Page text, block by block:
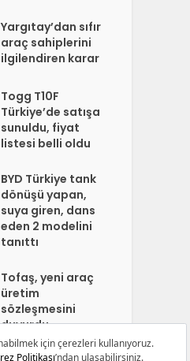
Yargıtay’dan sıfır
araç sahiplerini
ilgilendiren karar
Togg T10F
Türkiye’de satışa
sunuldu, fiyat
listesi belli oldu
BYD Türkiye tank
dönüşü yapan,
suya giren, dans
eden 2 modelini
tanıttı
Tofaş, yeni araç
üretim
sözleşmesini
duyurdu